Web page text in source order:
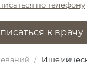
по телефону
к врачу